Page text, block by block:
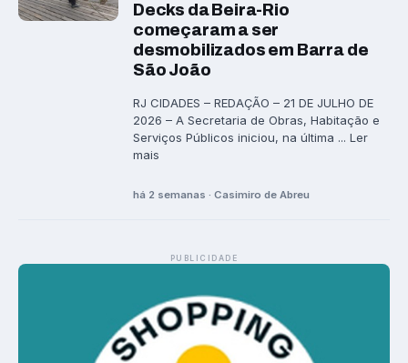
Decks da Beira-Rio
começaram a ser
desmobilizados em Barra de
São João
RJ CIDADES – REDAÇÃO – 21 DE JULHO DE
2026 – A Secretaria de Obras, Habitação e
Serviços Públicos iniciou, na última ... Ler
mais
há 2 semanas · Casimiro de Abreu
PUBLICIDADE